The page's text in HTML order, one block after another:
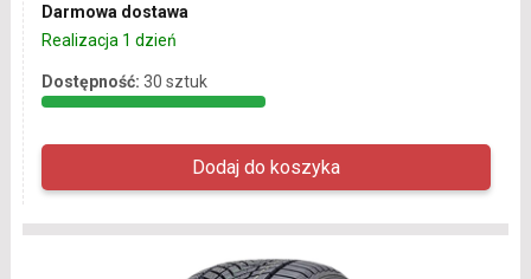
Darmowa dostawa
Realizacja 1 dzień
Dostępność: 30 sztuk